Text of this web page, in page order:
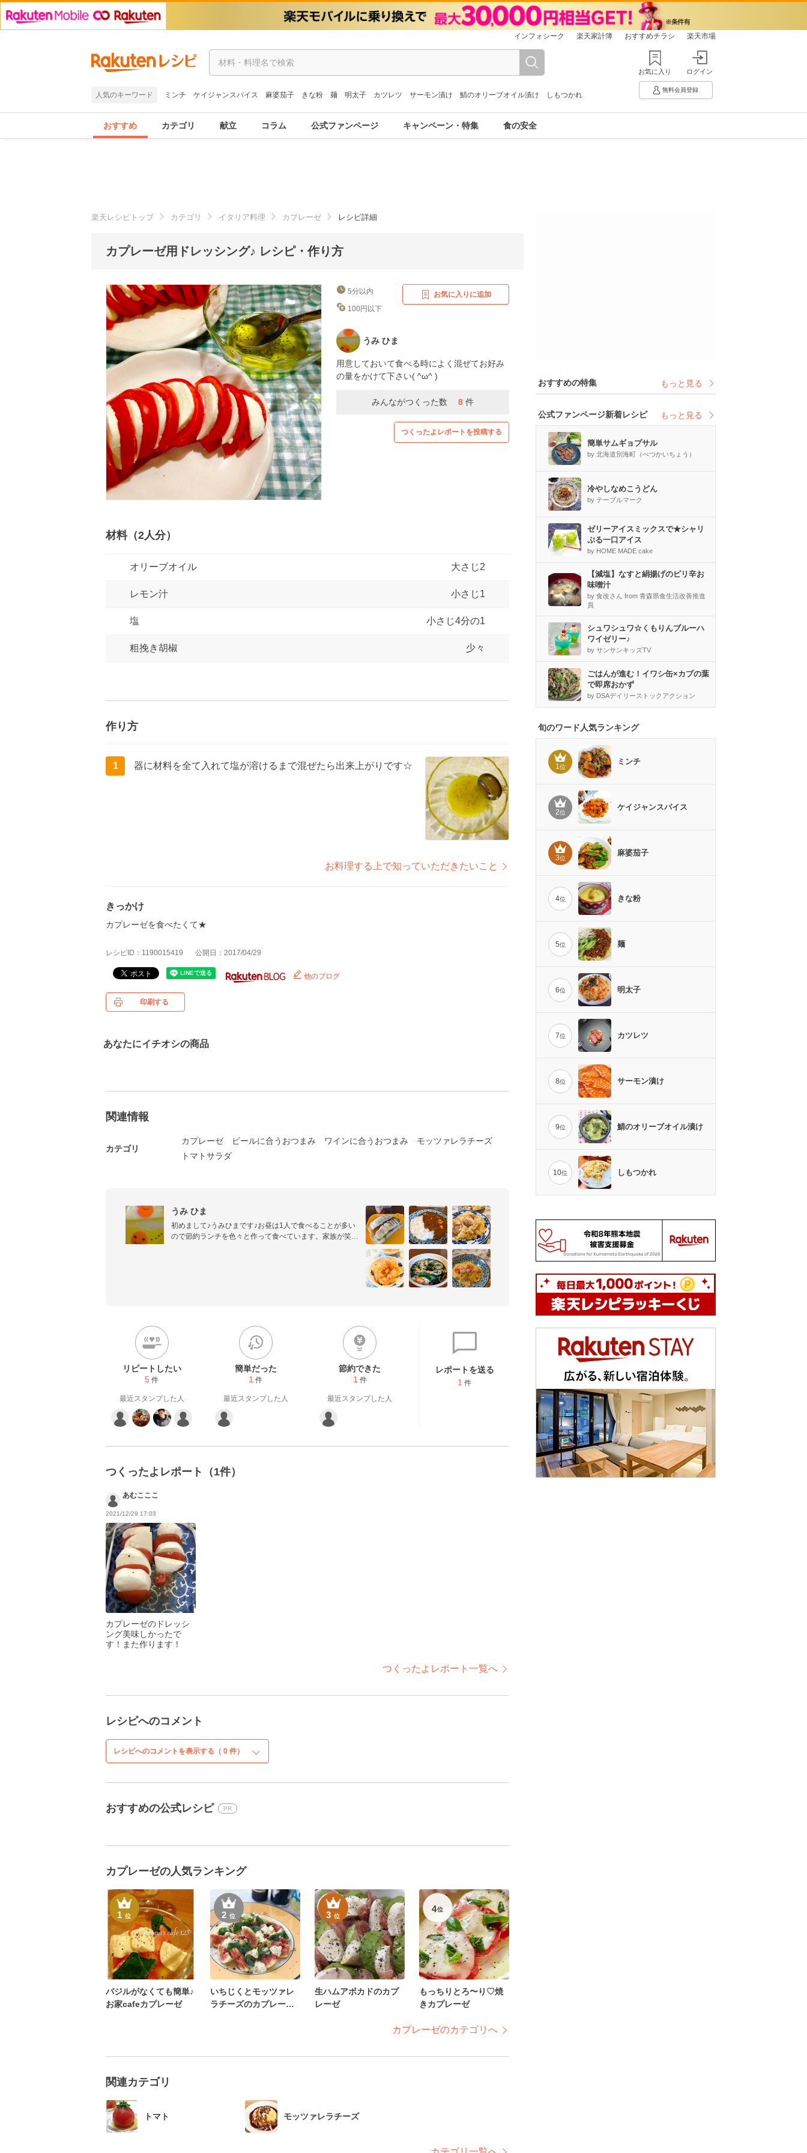
インフォシーク 楽天家計簿 おすすめチラシ 楽天市場
人気のキーワード ミンチ ケイジャンスパイス 麻婆茄子 きな粉 麺 明太子 カツレツ サーモン漬け 鯖のオリーブオイル漬け しもつかれ
お気に入り ログイン
無料会員登録
おすすめ カテゴリ 献立 コラム 公式ファンページ キャンペーン・特集 食の安全
楽天レシピトップ カテゴリ イタリア料理 カプレーゼ レシピ詳細
カプレーゼ用ドレッシング♪ レシピ・作り方
5分以内
100円以下
お気に入りに追加
うみ ひま
用意しておいて食べる時によく混ぜてお好み
の量をかけて下さい( ^ω^ )
みんながつくった数 8 件
つくったよレポートを投稿する
材料（2人分）
オリーブオイル 大さじ2
レモン汁 小さじ1
塩 小さじ4分の1
粗挽き胡椒 少々
作り方
1 器に材料を全て入れて塩が溶けるまで混ぜたら出来上がりです☆
お料理する上で知っていただきたいこと
きっかけ
カプレーゼを食べたくて★
レシピID：1190015419 公開日：2017/04/29
他のブログ
印刷する
あなたにイチオシの商品
関連情報
カテゴリ
カプレーゼ ビールに合うおつまみ ワインに合うおつまみ
モッツァレラチーズ
トマトサラダ
うみ ひま
初めまして♪うみひまです♪お昼は1人で食べることが多い
ので節約ランチを色々と作って食べています。家族が笑顔
リピートしたい
5 件
最近スタンプした人
簡単だった
1 件
最近スタンプした人
節約できた
1 件
最近スタンプした人
レポートを送る
1 件
つくったよレポート（1件）
あむこここ
2021/12/29 17:03
カプレーゼのドレッシ
ング美味しかったで
す！また作ります！
つくったよレポート一覧へ
レシピへのコメント
レシピへのコメントを表示する（ 0 件）
おすすめの公式レシピ PR
カプレーゼの人気ランキング
1位
バジルがなくても簡単♪
お家cafeカプレーゼ
2位
いちじくとモッツァレ
ラチーズのカプレーゼ
3位
生ハムアボカドのカプ
レーゼ
4位
もっちりとろ〜り♡焼
きカプレーゼ
カプレーゼのカテゴリへ
関連カテゴリ
トマト モッツァレラチーズ
おすすめの特集 もっと見る
公式ファンページ新着レシピ もっと見る
簡単サムギョプサル
by 北海道別海町（べつかいちょう）
冷やしなめこうどん
by テーブルマーク
ゼリーアイスミックスで★シャリ
ぷる一口アイス
by HOME MADE cake
【減塩】なすと絹揚げのピリ辛お
味噌汁
by 食改さん from 青森県食生活改善推進
員
シュワシュワ☆くもりんブルーハ
ワイゼリー♪
by サンサンキッズTV
ごはんが進む！イワシ缶×カブの葉
で即席おかず
by DSAデイリーストックアクション
旬のワード人気ランキング
1位
ミンチ
2位
ケイジャンスパイス
3位
麻婆茄子
4位 きな粉
5位 麺
6位 明太子
7位 カツレツ
8位 サーモン漬け
9位 鯖のオリーブオイル漬け
10位 しもつかれ